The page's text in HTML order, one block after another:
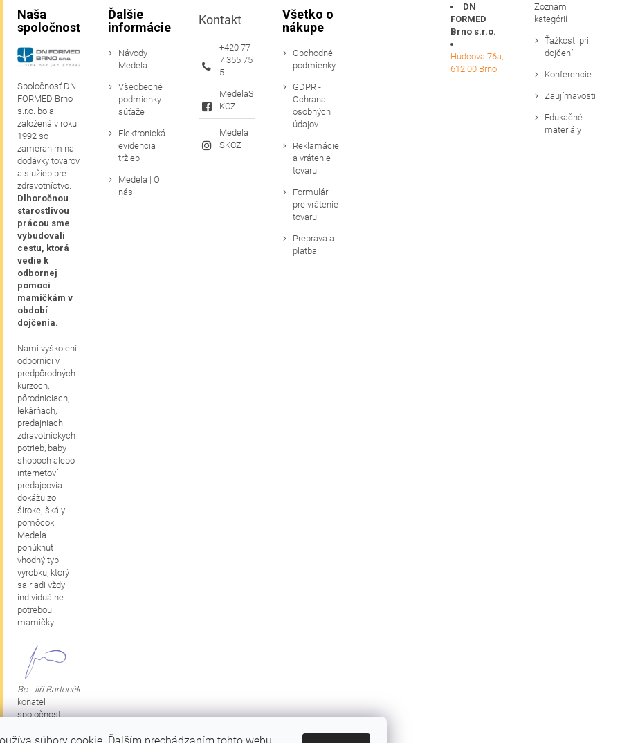
Naša
spoločnosť
Spoločnosť DN
FORMED Brno
s.r.o. bola
založená v roku
1992 so
zameraním na
dodávky tovarov
a služieb pre
zdravotníctvo.
Dlhoročnou
starostlivou
prácou sme
vybudovali
cestu, ktorá
vedie k
odbornej
pomoci
mamičkám v
období
dojčenia.
Nami vyškolení
odborníci v
predpôrodných
kurzoch,
pôrodniciach,
lekárňach,
predajniach
zdravotníckych
potrieb, baby
shopoch alebo
internetoví
predajcovia
dokážu zo
širokej škály
pomôcok
Medela
ponúknuť
vhodný typ
výrobku, ktorý
sa riadi vždy
individuálne
potrebou
mamičky.
Bc. Jiří Bartoněk
konateľ
spoločnosti
Ďalšie
informácie
Návody
Medela
Všeobecné
podmienky
súťaže
Elektronická
evidencia
tržieb
Medela | O
nás
Kontakt
+420 77
7 355 75
5
MedelaS
KCZ
Medela_
SKCZ
Všetko o
nákupe
Obchodné
podmienky
GDPR -
Ochrana
osobných
údajov
Reklamácie
a vrátenie
tovaru
Formulár
pre vrátenie
tovaru
Preprava a
platba
DN
FORMED
Brno s.r.o.
Hudcova 76a,
612 00 Brno
Zoznam
kategórií
Ťažkosti pri
dojčení
Konferencie
Zaujímavosti
Edukačné
materiály